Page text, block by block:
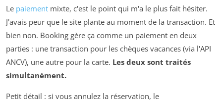
Le paiement mixte, c'est le point qui m'a le plus fait hésiter.
J'avais peur que le site plante au moment de la transaction. Et
bien non. Booking gère ça comme un paiement en deux
parties : une transaction pour les chèques vacances (via l'API
ANCV), une autre pour la carte. Les deux sont traités
simultanément.
Petit détail : si vous annulez la réservation, le